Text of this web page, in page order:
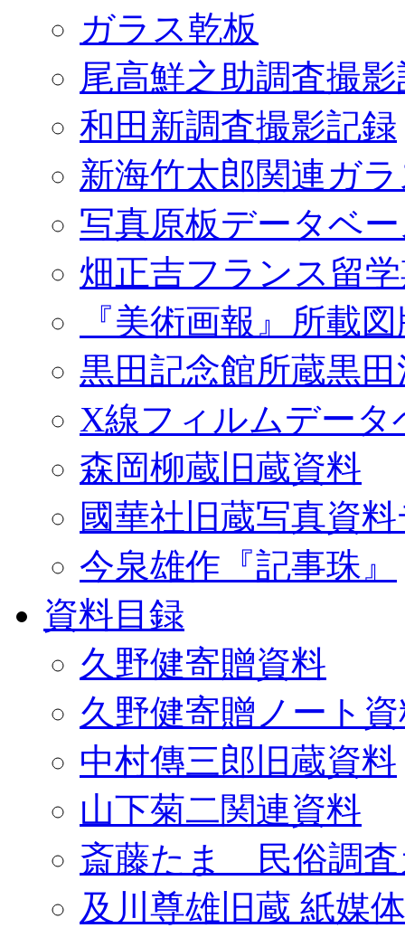
ガラス乾板
尾高鮮之助調査撮
和田新調査撮影記録
新海竹太郎関連ガ
写真原板データベ
畑正吉フランス留
『美術画報』所載
黒田記念館所蔵黒
X線フィルムデータ
森岡柳蔵旧蔵資料
國華社旧蔵写真資
今泉雄作『記事珠』
資料目録
久野健寄贈資料
久野健寄贈ノート
中村傳三郎旧蔵資料
山下菊二関連資料
斎藤たま 民俗調査
及川尊雄旧蔵 紙媒